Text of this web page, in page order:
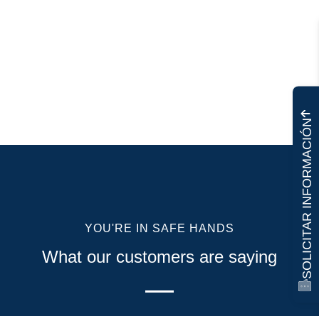
SOLICITAR INFORMACIÓN
YOU'RE IN SAFE HANDS
What our customers are saying